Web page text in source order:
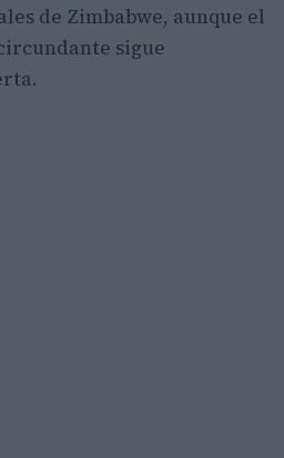
de Zimbabwe, aunque el
sigue